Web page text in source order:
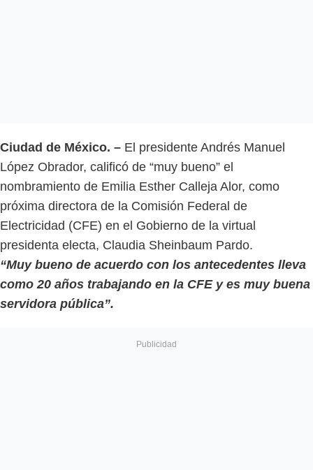
Ciudad de México. – El presidente Andrés Manuel
López Obrador, calificó de “muy bueno” el
nombramiento de Emilia Esther Calleja Alor, como
próxima directora de la Comisión Federal de
Electricidad (CFE) en el Gobierno de la virtual
presidenta electa, Claudia Sheinbaum Pardo.
“Muy bueno de acuerdo con los antecedentes lleva
como 20 años trabajando en la CFE y es muy buena
servidora pública”.